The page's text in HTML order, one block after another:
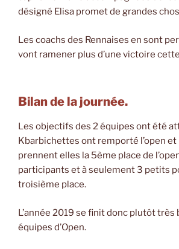
désigné Elisa promet de grandes
Les coachs des Rennaises en sont
vont ramener plus d’une victoire
Bilan de la journée.
Les objectifs des 2 équipes ont été
Kbarbichettes ont remporté l’open et
prennent elles la 5ème place de
participants et à seulement 3 petits
troisième place.
L’année 2019 se finit donc plutôt très
équipes d’Open.